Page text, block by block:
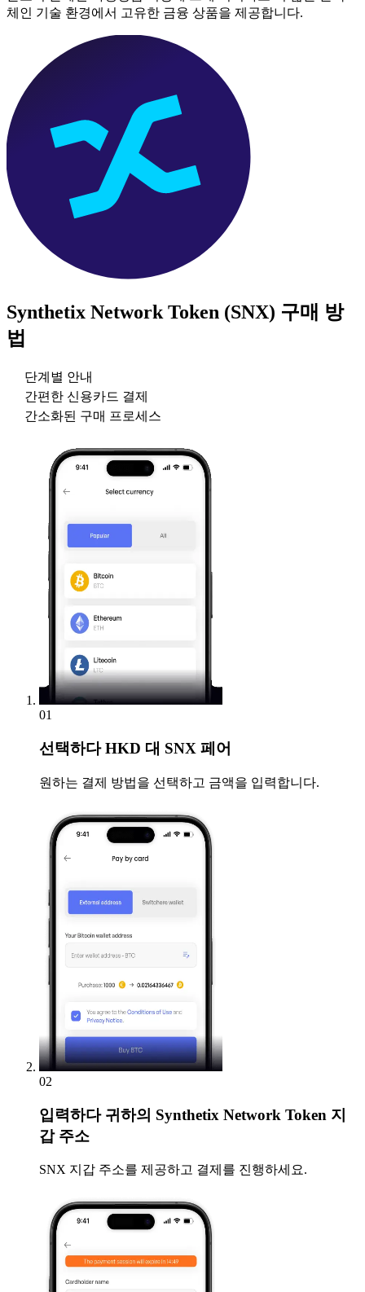
체인 기술 환경에서 고유한 금융 상품을 제공합니다.
Synthetix Network Token (SNX) 구매 방
법
단계별 안내
간편한 신용카드 결제
간소화된 구매 프로세스
01
선택하다HKD 대 SNX 페어
원하는 결제 방법을 선택하고 금액을 입력합니다.
02
입력하다귀하의 Synthetix Network Token 지
갑 주소
SNX 지갑 주소를 제공하고 결제를 진행하세요.